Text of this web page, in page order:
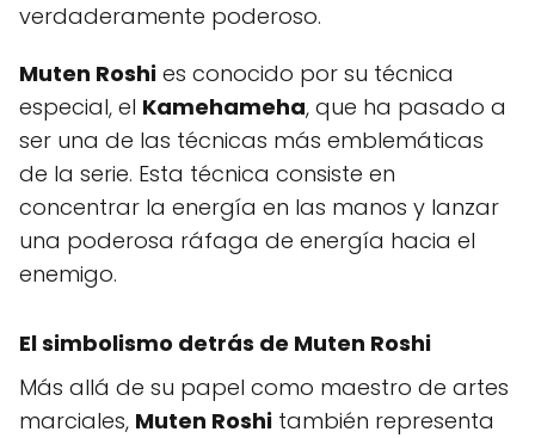
verdaderamente poderoso.
Muten Roshi es conocido por su técnica
especial, el Kamehameha, que ha pasado a
ser una de las técnicas más emblemáticas
de la serie. Esta técnica consiste en
concentrar la energía en las manos y lanzar
una poderosa ráfaga de energía hacia el
enemigo.
El simbolismo detrás de Muten Roshi
Más allá de su papel como maestro de artes
marciales, Muten Roshi también representa